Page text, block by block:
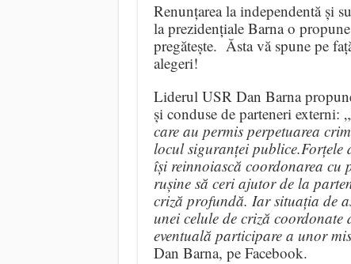
Renunțarea la independentă și
la prezidențiale Barna o
pregătește. Ăsta vă spune pe
alegeri!
Liderul USR Dan Barna
și conduse de parteneri externi: „
care au permis perpetuarea
locul siguranței publice.Forțele
își reinnoiască coordonarea cu
rușine să ceri ajutor de la
criză profundă. Iar situația de
unei celule de criză
eventuală participare a unor
Dan Barna, pe Facebook.